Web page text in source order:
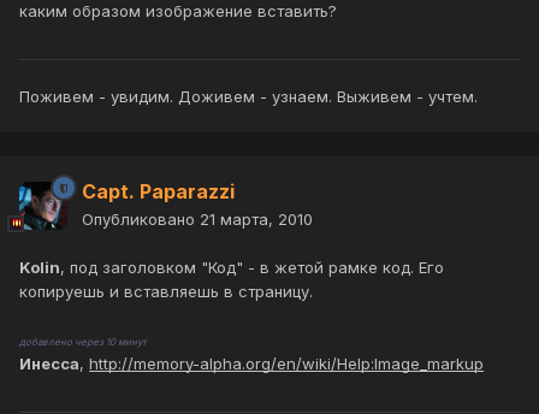
каким образом изображение вставить?
Поживем - увидим. Доживем - узнаем. Выживем - учтем.
Capt. Paparazzi
Опубликовано 21 марта, 2010
Kolin, под заголовком "Код" - в жетой рамке код. Его
копируешь и вставляешь в страницу.
добавлено через 10 минут
Инесса, http://memory-alpha.org/en/wiki/Help:Image_markup